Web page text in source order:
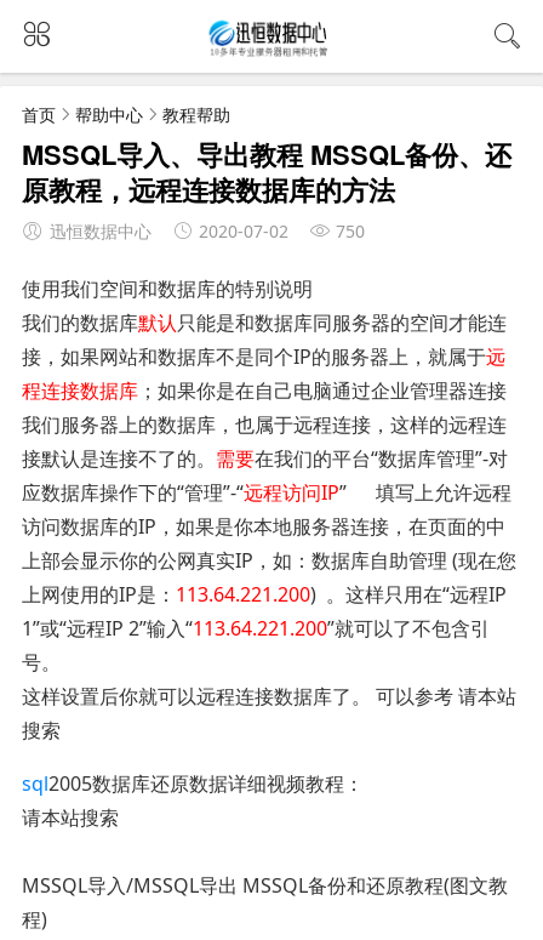
首页 帮助中心 教程帮助
MSSQL导入、导出教程 MSSQL备份、还
原教程，远程连接数据库的方法
迅恒数据中心 2020-07-02 750
使用我们空间和数据库的特别说明
我们的数据库默认只能是和数据库同服务器的空间才能连
接，如果网站和数据库不是同个IP的服务器上，就属于远
程连接数据库；如果你是在自己电脑通过企业管理器连接
我们服务器上的数据库，也属于远程连接，这样的远程连
接默认是连接不了的。 需要在我们的平台“数据库管理”-对
应数据库操作下的“管理”-“远程访问IP” 填写上允许远程
访问数据库的IP，如果是你本地服务器连接，在页面的中
上部会显示你的公网真实IP，如：数据库自助管理 (现在您
上网使用的IP是： 113.64.221.200) 。这样只用在“远程IP
1”或“远程IP 2”输入“113.64.221.200”就可以了不包含引
号。
这样设置后你就可以远程连接数据库了。 可以参考 请本站
搜索
sql2005数据库还原数据详细视频教程：
请本站搜索
MSSQL导入/MSSQL导出 MSSQL备份和还原教程(图文教
程)